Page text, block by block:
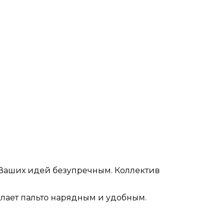
идей безупречным. Коллектив
пальто нарядным и удобным.